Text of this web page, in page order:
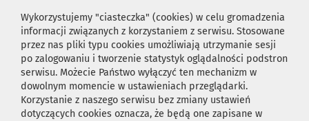
Wykorzystujemy "ciasteczka" (cookies) w celu gromadzenia
informacji związanych z korzystaniem z serwisu. Stosowane
przez nas pliki typu cookies umożliwiają utrzymanie sesji
po zalogowaniu i tworzenie statystyk oglądalności podstron
serwisu. Możecie Państwo wyłączyć ten mechanizm w
dowolnym momencie w ustawieniach przeglądarki.
Korzystanie z naszego serwisu bez zmiany ustawień
dotyczących cookies oznacza, że będą one zapisane w